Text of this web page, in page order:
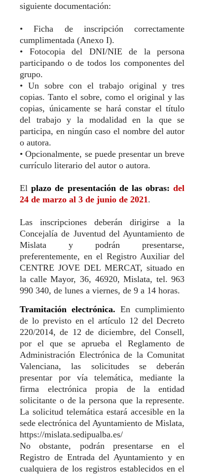
siguiente documentación:
•
Ficha de inscripción correctamente
cumplimentada (Anexo I).
•
Fotocopia del DNI/NIE de la persona
participando o de todos los componentes del
grupo.
• Un sobre con el trabajo original y tres
copias. Tanto el sobre, como el original y las
copias, únicamente se hará constar el título
del trabajo y la modalidad en la que se
participa, en ningún caso el nombre del autor
o autora.
• Opcionalmente, se puede presentar un breve
currículo literario del autor o autora.
Elplazo de presentación de las obras: del
24 de marzo al 3 de junio de 2021 .
Las inscripciones deberán dirigirse a la
Concejalía de Juventud del Ayuntamiento de
Mislata y podrán presentarse,
preferentemente, en el Registro Auxiliar del
CENTRE JOVE DEL MERCAT, situado en
la calle Mayor, 36, 46920, Mislata, tel. 963
990 340, de lunes a viernes, de 9 a 14 horas.
Tramitación electrónica. En cumplimiento
de lo previsto en el artículo 12 del Decreto
220/2014, de 12 de diciembre, del Consell,
por el que se aprueba el Reglamento de
Administración Electrónica de la Comunitat
Valenciana, las solicitudes se deberán
presentar por vía telemática, mediante la
firma electrónica propia de la entidad
solicitante o de la persona que la represente.
La solicitud telemática estará accesible en la
sede electrónica del Ayuntamiento de Mislata,
https://mislata.sedipualba.es/
No obstante, podrán presentarse en el
Registro de Entrada del Ayuntamiento y en
cualquiera de los registros establecidos en el